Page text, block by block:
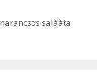
narancsos salááta